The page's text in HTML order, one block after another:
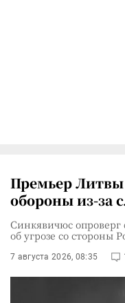
Премьер
обороны из-за
Синкявичюс
об угрозе со стороны
7 августа 2026, 08:35